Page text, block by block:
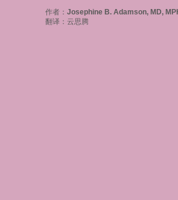
作者： Josephine B. Adamson, MD,
翻译：云思腾